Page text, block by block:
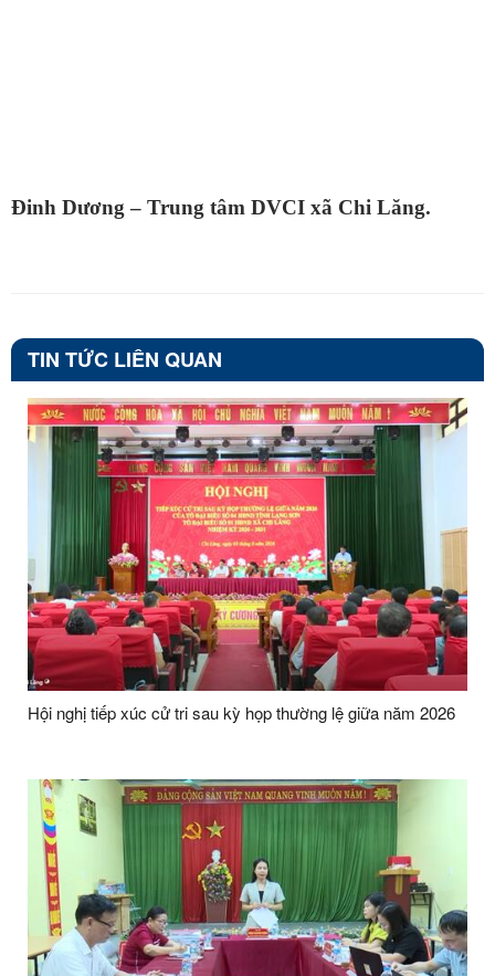
Đinh Dương – Trung tâm DVCI xã Chi Lăng.
TIN TỨC LIÊN QUAN
Hội nghị tiếp xúc cử tri sau kỳ họp thường lệ giữa năm 2026